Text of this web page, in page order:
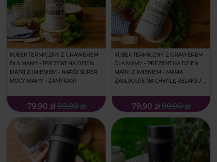
KUBEK TERMICZNY Z GRAWEREM
DLA MAMY - PREZENT NA DZIEŃ
MATKI Z IMIENIEM - NAPÓJ SUPER
MOCY MAMY - ZAMYKANY
79,90 zł 99,90 zł
KUBEK TERMICZNY Z GRAWEREM
DLA MAMY - PREZENT NA DZIEŃ
MATKI Z IMIENIEM - MAMA
ZASŁUGUJE NA CHWILĘ RELAKSU -
79,90 zł 99,90 zł